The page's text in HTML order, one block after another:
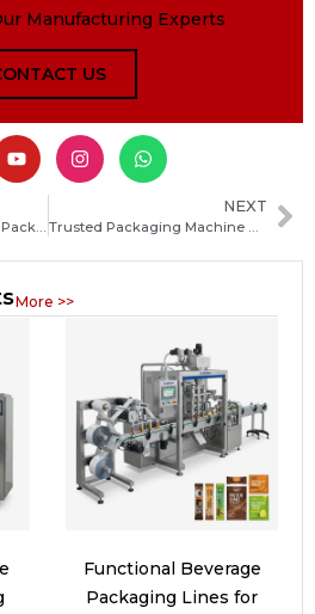
Manufacturing Experts
US
How to Choose the Right Packaging Machine Manufacturer for Your Business in Saint Kitts and Nevis
NEXT
Trusted Packaging Machine Manufacturers in Panama: How to Choose the Right Supplier
More >>
Functional Beverage
Packaging Lines for